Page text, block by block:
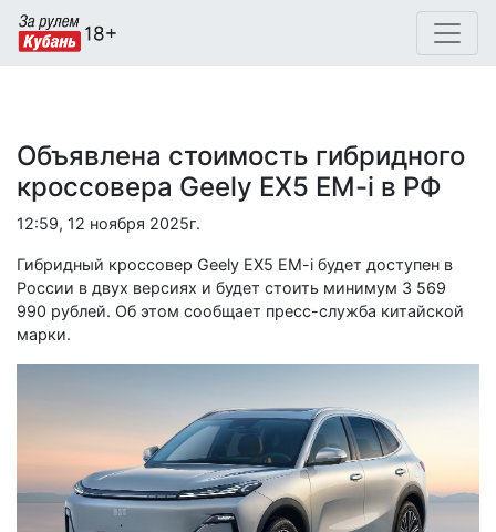
Объявлена стоимость гибридного
кроссовера Geely EX5 EM-i в РФ
12:59, 12 ноября 2025г.
Гибридный кроссовер Geely EX5 EM-i будет доступен в
России в двух версиях и будет стоить минимум 3 569
990 рублей. Об этом сообщает пресс-служба китайской
марки.